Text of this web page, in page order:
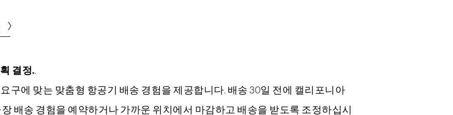
결정..
구에 맞는 맞춤형 항공기 배송 경험을 제공합니다. 배송 30일 전에 캘리포니아
장 배송 경험을 예약하거나 가까운 위치에서 마감하고 배송을 받도록 조정하십시